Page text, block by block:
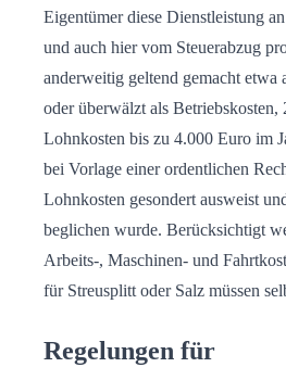
Eigentümer diese Dienstleistung
und auch hier vom Steuerabzug
anderweitig geltend gemacht etwa
oder überwälzt als Betriebskosten,
Lohnkosten bis zu 4.000 Euro im
bei Vorlage einer ordentlichen
Lohnkosten gesondert ausweist
beglichen wurde. Berücksichtigt
Arbeits-, Maschinen- und
für Streusplitt oder Salz müssen
Regelungen für